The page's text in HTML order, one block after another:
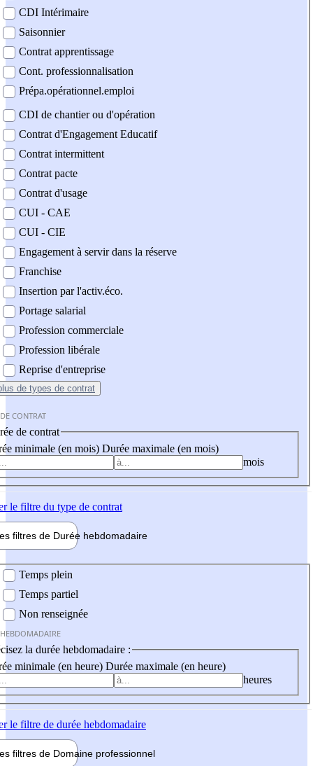
CDI Intérimaire
Saisonnier
Contrat apprentissage
Cont. professionnalisation
Prépa.opérationnel.emploi
CDI de chantier ou d'opération
Contrat d'Engagement Educatif
Contrat intermittent
Contrat pacte
Contrat d'usage
CUI - CAE
CUI - CIE
Engagement à servir dans la réserve
Franchise
Insertion par l'activ.éco.
Portage salarial
Profession commerciale
Profession libérale
Reprise d'entreprise
de types de contrat
CONTRAT
de contrat
minimale (en mois) Durée maximale (en mois)
mois
le filtre du type de contrat
filtres de Durée hebdomadaire
Temps plein
Temps partiel
Non renseignée
la durée hebdomadaire :
minimale (en heure) Durée maximale (en heure)
heures
le filtre de durée hebdomadaire
filtres de Domaine professionnel